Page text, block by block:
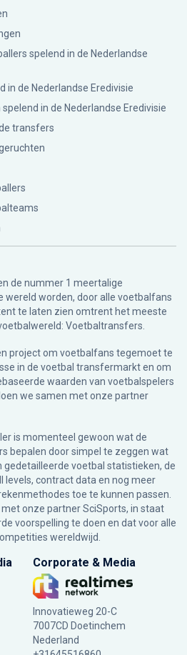
spelend in de Nederlandse
in de Nederlandse Eredivisie
in de Nederlandse Eredivisie
transfers
de nummer 1 meertalige
wereld worden, door alle voetbalfans
te laten zien omtrent het meeste
Voetbaltransfers.
project om voetbalfans tegemoet te
in de voetbal transfermarkt en om
waarden van voetbalspelers
we samen met onze partner
is momenteel gewoon wat de
bepalen door simpel te zeggen wat
gedetailleerde voetbal statistieken, de
levels, contract data en nog meer
toe te kunnen passen.
onze partner SciSports, in staat
voorspelling te doen en dat voor alle
wereldwijd.
Corporate & Media
Innovatieweg 20-C
7007CD Doetinchem
Nederland